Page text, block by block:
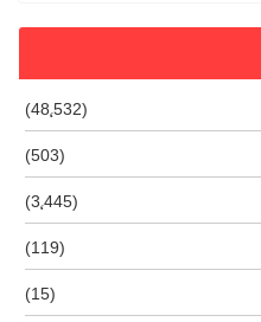
(48٬532)
(503)
(3٬445)
(119)
(15)